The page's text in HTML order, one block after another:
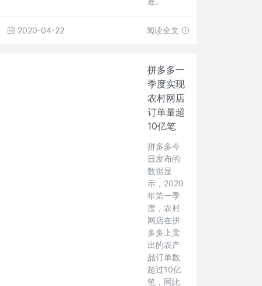
2020-04-22 阅读全文
拼多多一
季度实现
农村网店
订单量超
10亿笔
拼多多今
日发布的
数据显
示，2020
年第一季
度，农村
网店在拼
多多上卖
出的农产
品订单数
超过10亿
笔，同比